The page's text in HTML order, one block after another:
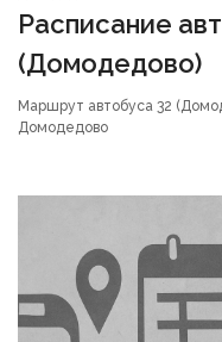
Расписание
(Домодедово)
Маршрут автобуса 32
Домодедово